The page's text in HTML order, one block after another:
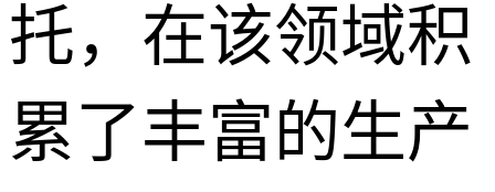
托，在该领域积
累了丰富的生产